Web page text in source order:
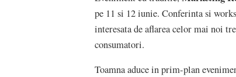
pe 11 si 12 iunie. Conferinta si
interesata de aflarea celor mai noi
consumatori.
Toamna aduce in prim-plan